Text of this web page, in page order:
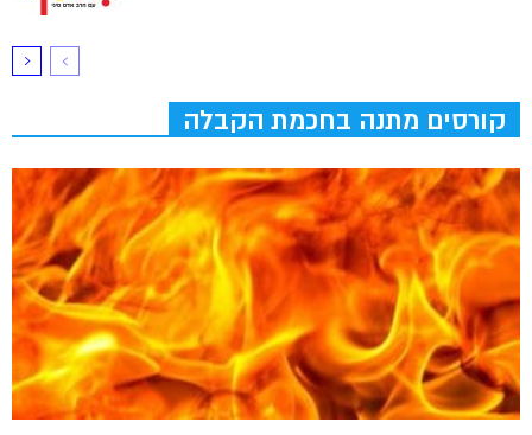
קורסים מתנה בחכמת הקבלה